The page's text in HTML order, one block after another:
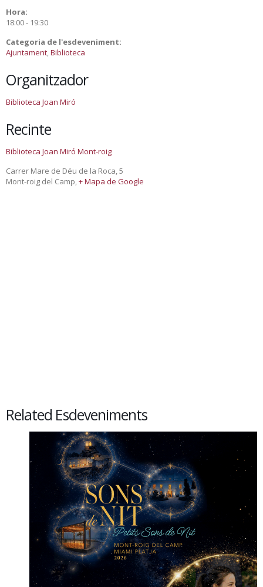
Hora:
18:00 - 19:30
Categoria de l'esdeveniment:
Ajuntament,Biblioteca
Organitzador
Biblioteca Joan Miró
Recinte
Biblioteca Joan Miró Mont-roig
Carrer Mare de Déu de la Roca, 5
Mont-roig del Camp,+ Mapa de Google
Related Esdeveniments